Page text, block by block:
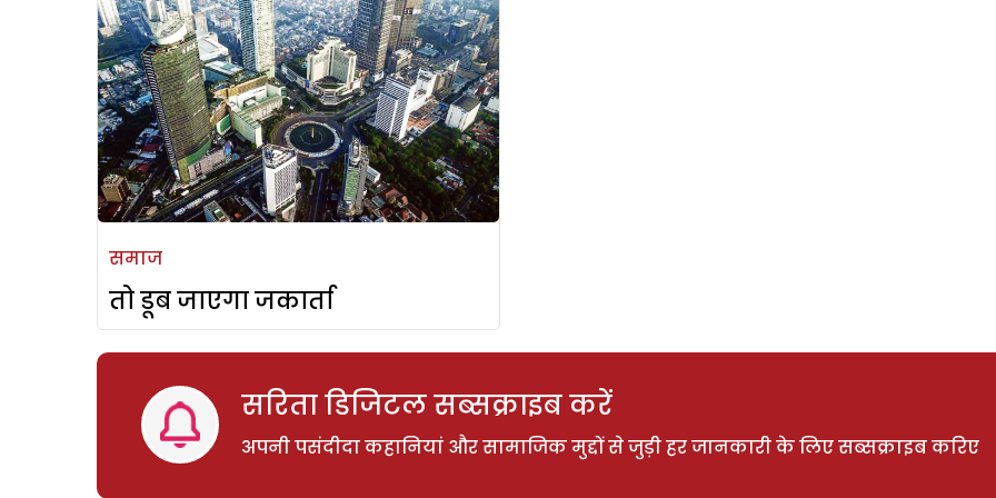
समाज
तो डूब जाएगा जकार्ता
सरिता डिजिटल सब्सक्राइब करें
अपनी पसंदीदा कहानियां और सामाजिक मुद्दों से जुड़ी हर जानकारी के लिए सब्सक्राइब करिए